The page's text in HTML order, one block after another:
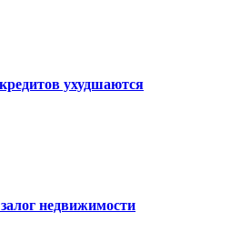
ухудшаются
недвижимости